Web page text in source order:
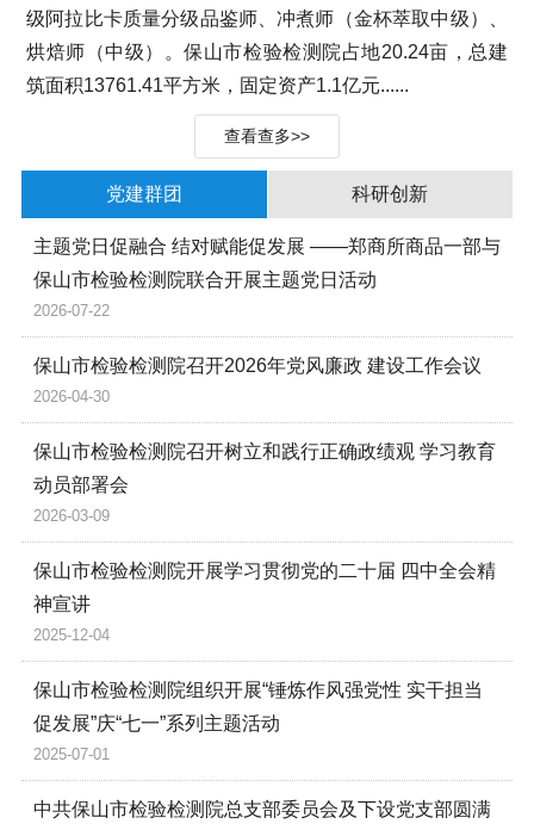
级阿拉比卡质量分级品鉴师、冲煮师（金杯萃取中级）、
烘焙师（中级）。保山市检验检测院占地20.24亩，总建
筑面积13761.41平方米，固定资产1.1亿元......
查看查多>>
党建群团 科研创新
主题党日促融合 结对赋能促发展 ——郑商所商品一部与
保山市检验检测院联合开展主题党日活动
2026-07-22
保山市检验检测院召开2026年党风廉政 建设工作会议
2026-04-30
保山市检验检测院召开树立和践行正确政绩观 学习教育
动员部署会
2026-03-09
保山市检验检测院开展学习贯彻党的二十届 四中全会精
神宣讲
2025-12-04
保山市检验检测院组织开展“锤炼作风强党性 实干担当
促发展”庆“七一”系列主题活动
2025-07-01
中共保山市检验检测院总支部委员会及下设党支部圆满